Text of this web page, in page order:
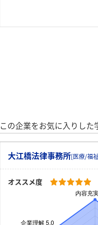
この企業をお気に入りした
大江橋法律事務所[医療/福
オススメ度